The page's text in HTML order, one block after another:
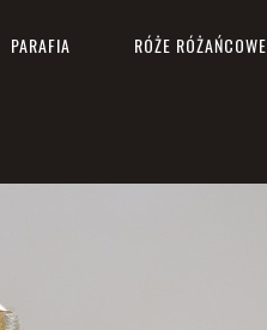
PARAFIA RÓŻE RÓŻAŃCOWE